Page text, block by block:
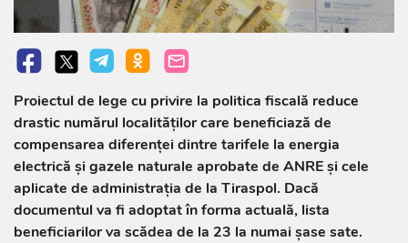
Proiectul de lege cu privire la politica fiscală reduce
drastic numărul localităților care beneficiază de
compensarea diferenței dintre tarifele la energia
electrică și gazele naturale aprobate de ANRE și cele
aplicate de administrația de la Tiraspol. Dacă
documentul va fi adoptat în forma actuală, lista
beneficiarilor va scădea de la 23 la numai șase sate.